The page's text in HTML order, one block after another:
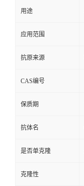
用途
应用范围
抗原来源
CAS编号
保质期
抗体名
是否单克隆
克隆性